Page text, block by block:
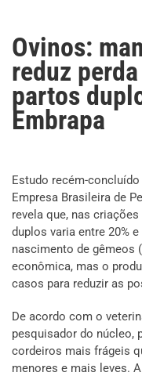
Ovinos:
reduz
partos
Embrapa
Estudo recém-
Empresa Brasileira de
revela que, nas
duplos varia entre 20%
nascimento de gêmeos
econômica, mas o
casos para reduzir as
De acordo com o
pesquisador do núcleo,
cordeiros mais frágeis
menores e mais leves.